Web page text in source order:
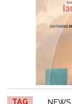
TAG NEWS